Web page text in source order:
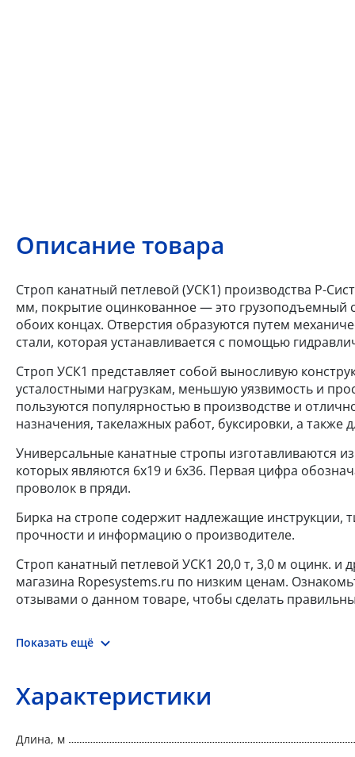
Описание товара
Строп канатный петлевой (УСК1) производства Р-
мм, покрытие оцинкованное — это грузоподъемный
обоих концах. Отверстия образуются путем
стали, которая устанавливается с помощью
Строп УСК1 представляет собой выносливую
усталостными нагрузкам, меньшую уязвимость и
пользуются популярностью в производстве и
назначения, такелажных работ, буксировки, а также
Универсальные канатные стропы изготавливаются
которых являются 6x19 и 6x36. Первая цифра
проволок в пряди.
Бирка на стропе содержит надлежащие инструкции,
прочности и информацию о производителе.
Строп канатный петлевой УСК1 20,0 т, 3,0 м оцинк. и
магазина Ropesystems.ru по низким ценам.
отзывами о данном товаре, чтобы сделать
Показать ещё
Характеристики
Длина, м